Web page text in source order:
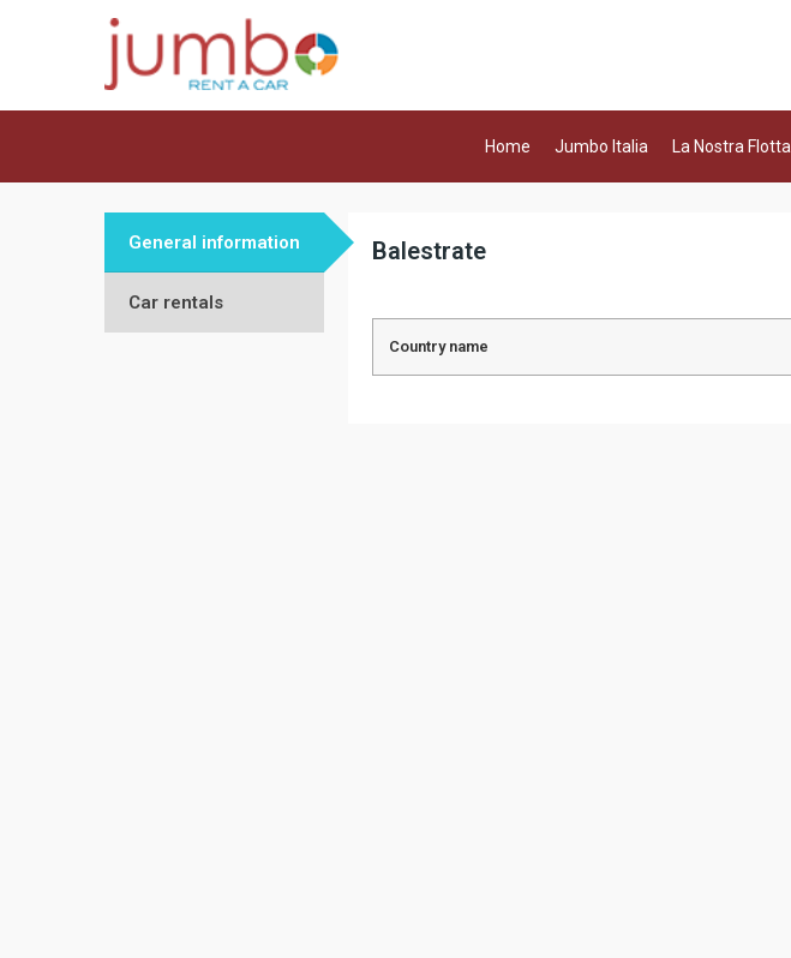
Home Jumbo Italia La Nostra Flotta
General information
Car rentals
Balestrate
Country name